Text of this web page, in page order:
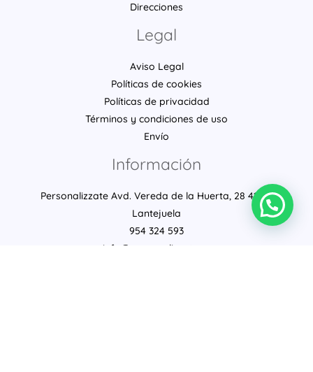
Direcciones
Legal
Aviso Legal
Políticas de cookies
Políticas de privacidad
Términos y condiciones de uso
Envío
Información
Personalizzate Avd. Vereda de la Huerta, 28 41630
Lantejuela
954 324 593
info@personalizzate.es